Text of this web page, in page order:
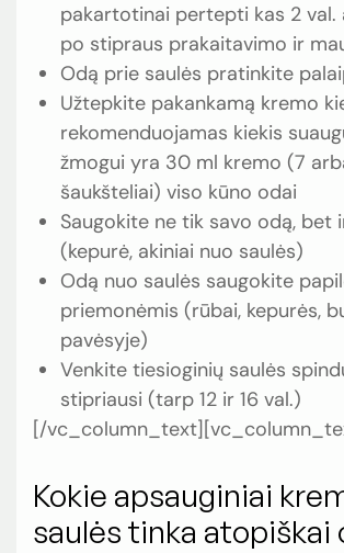
pakartotinai pertepti kas 2 val.
po stipraus prakaitavimo ir
Odą prie saulės pratinkite
Užtepkite pakankamą kremo
rekomenduojamas kiekis
žmogui yra 30 ml kremo (7
šaukšteliai) viso kūno odai
Saugokite ne tik savo odą, bet
(kepurė, akiniai nuo saulės)
Odą nuo saulės saugokite
priemonėmis (rūbai, kepurės,
pavėsyje)
Venkite tiesioginių saulės
stipriausi (tarp 12 ir 16 val.)
[/
Kokie apsauginiai
saulės tinka atopiškai